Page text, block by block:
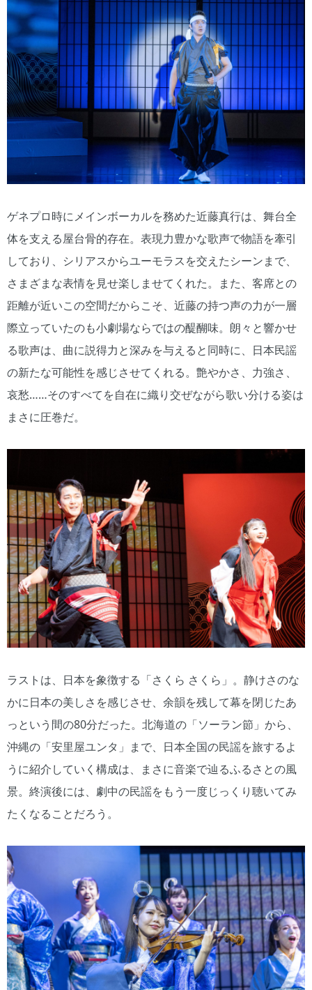
ゲネプロ時にメインボーカルを務めた近藤真行は、舞台全
体を支える屋台骨的存在。表現力豊かな歌声で物語を牽引
しており、シリアスからユーモラスを交えたシーンまで、
さまざまな表情を見せ楽しませてくれた。また、客席との
距離が近いこの空間だからこそ、近藤の持つ声の力が一層
際立っていたのも小劇場ならではの醍醐味。朗々と響かせ
る歌声は、曲に説得力と深みを与えると同時に、日本民謡
の新たな可能性を感じさせてくれる。艶やかさ、力強さ、
哀愁……そのすべてを自在に織り交ぜながら歌い分ける姿は
まさに圧巻だ。
ラストは、日本を象徴する「さくら さくら」。静けさのな
かに日本の美しさを感じさせ、余韻を残して幕を閉じたあ
っという間の80分だった。北海道の「ソーラン節」から、
沖縄の「安里屋ユンタ」まで、日本全国の民謡を旅するよ
うに紹介していく構成は、まさに音楽で辿るふるさとの風
景。終演後には、劇中の民謡をもう一度じっくり聴いてみ
たくなることだろう。